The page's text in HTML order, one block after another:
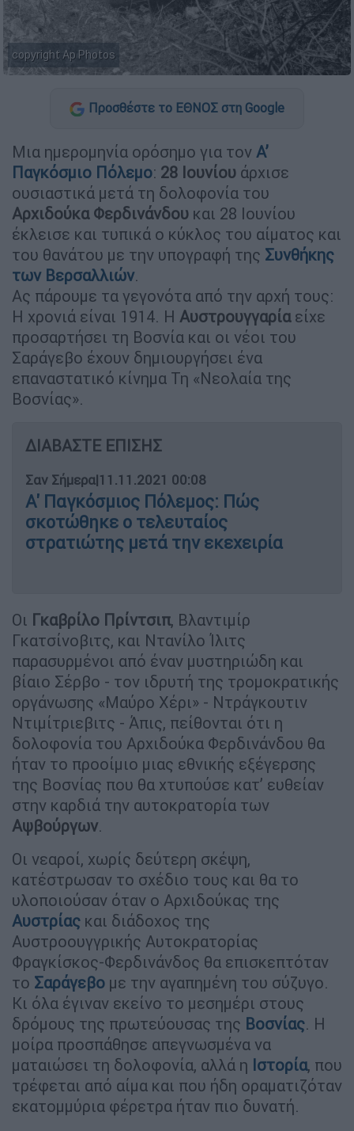
copyright Ap Photos
Προσθέστε το ΕΘΝΟΣ στη Google
Μια ημερομηνία ορόσημο για τον Α’
Παγκόσμιο Πόλεμο: 28 Ιουνίου άρχισε
ουσιαστικά μετά τη δολοφονία του
Αρχιδούκα Φερδινάνδου και 28 Ιουνίου
έκλεισε και τυπικά ο κύκλος του αίματος και
του θανάτου με την υπογραφή της Συνθήκης
των Βερσαλλιών.
Ας πάρουμε τα γεγονότα από την αρχή τους:
Η χρονιά είναι 1914. Η Αυστρουγγαρίαείχε
προσαρτήσει τη Βοσνία και οι νέοι του
Σαράγεβο έχουν δημιουργήσει ένα
επαναστατικό κίνημα Τη «Νεολαία της
Βοσνίας».
ΔΙΑΒΑΣΤΕ ΕΠΙΣΗΣ
Σαν Σήμερα|11.11.2021 00:08
Α' Παγκόσμιος Πόλεμος: Πώς
σκοτώθηκε ο τελευταίος
στρατιώτης μετά την εκεχειρία
Οι Γκαβρίλο Πρίντσιπ, Βλαντιμίρ
Γκατσίνοβιτς, και Ντανίλο Ίλιτς
παρασυρμένοι από έναν μυστηριώδη και
βίαιο Σέρβο - τον ιδρυτή της τρομοκρατικής
οργάνωσης «Μαύρο Χέρι» - Ντράγκουτιν
Ντιμίτριεβιτς - Άπις, πείθονται ότι η
δολοφονία του Αρχιδούκα Φερδινάνδου θα
ήταν το προοίμιο μιας εθνικής εξέγερσης
της Βοσνίας που θα χτυπούσε κατ’ ευθείαν
στην καρδιά την αυτοκρατορία των
Αψβούργων.
Οι νεαροί, χωρίς δεύτερη σκέψη,
κατέστρωσαν το σχέδιο τους και θα το
υλοποιούσαν όταν ο Αρχιδούκας της
Αυστρίας και διάδοχος της
Αυστροουγγρικής Αυτοκρατορίας
Φραγκίσκος-Φερδινάνδος θα επισκεπτόταν
το Σαράγεβο με την αγαπημένη του σύζυγο.
Κι όλα έγιναν εκείνο το μεσημέρι στους
δρόμους της πρωτεύουσας της Βοσνίας. Η
μοίρα προσπάθησε απεγνωσμένα να
ματαιώσει τη δολοφονία, αλλά η Ιστορία, που
τρέφεται από αίμα και που ήδη οραματιζόταν
εκατομμύρια φέρετρα ήταν πιο δυνατή.